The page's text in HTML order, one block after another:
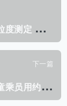
S
N/T 4844-2017 液体农药制剂的粒度测定 激光衍射法.pdf
下一篇
S
N/T 4846-2017 进出口机动车儿童乘员用约束系统 质量风险评估规范.pdf